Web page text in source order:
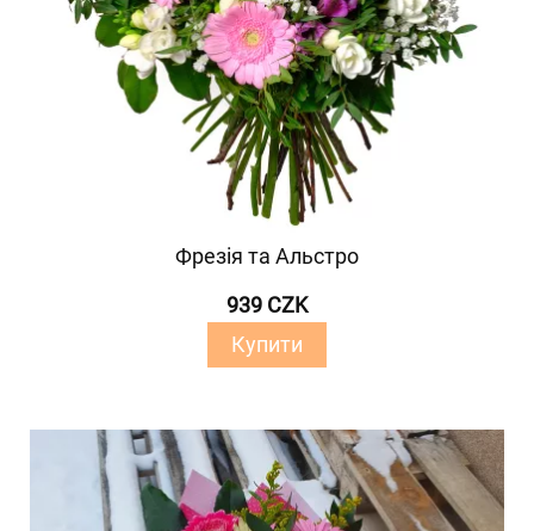
Фрезія та Альстро
939 CZK
Купити